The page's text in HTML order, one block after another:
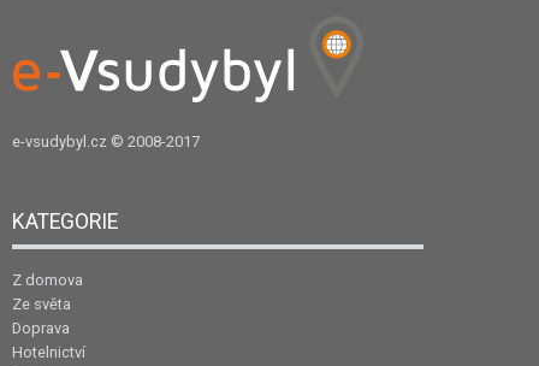
e-vsudybyl.cz © 2008-2017
KATEGORIE
Z domova
Ze světa
Doprava
Hotelnictví